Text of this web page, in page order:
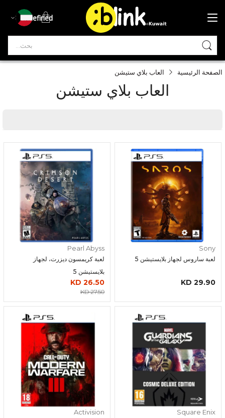
undefined
الصفحة الرئيسية العاب بلاي ستيشن
العاب بلاي ستيشن
لعبة ساروس لجهاز بلايستيشن 5
Sony
29.90 KD
لعبة كريمسون ديزرت، لجهاز
بلايستيشن 5
Pearl Abyss
26.50 KD
27.50 KD
Square Enix
Activision